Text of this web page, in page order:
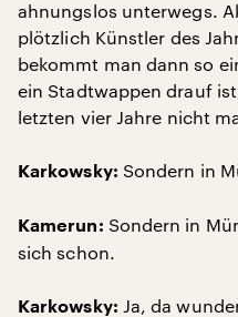
ahnungslos unterwegs.
plötzlich Künstler des
bekommt man dann so
ein Stadtwappen drauf
letzten vier Jahre nicht
Karkowsky: Sondern in
Kamerun: Sondern in
sich schon.
Karkowsky: Ja, da